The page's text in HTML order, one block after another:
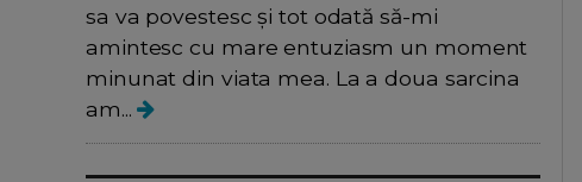
sa va povestesc și tot odată să-mi
amintesc cu mare entuziasm un moment
minunat din viata mea. La a doua sarcina
am...